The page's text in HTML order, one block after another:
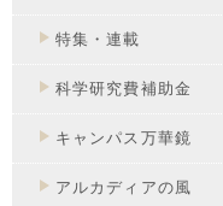
特集・連載
科学研究費補助金
キャンパス万華鏡
アルカディアの風